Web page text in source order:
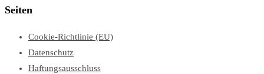
Seiten
Cookie-Richtlinie (EU)
Datenschutz
Haftungsausschluss